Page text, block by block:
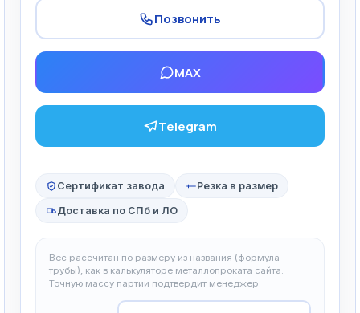
Позвонить
MAX
Telegram
Сертификат завода Резка в размер
Доставка по СПб и ЛО
Вес рассчитан по размеру из названия (формула
трубы), как в калькуляторе металлопроката сайта.
Точную массу партии подтвердит менеджер.